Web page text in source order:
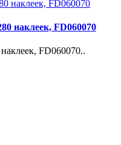
наклеек, FD060070
FD060070..